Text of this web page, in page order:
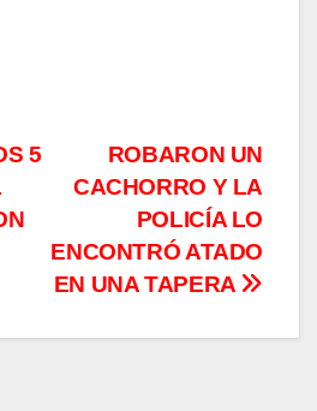
ROBARON UN
CACHORRO Y LA
POLICÍA LO
ENCONTRÓ ATADO
EN UNA TAPERA
5